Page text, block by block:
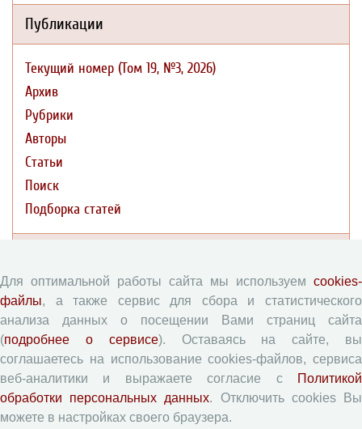
Публикации
Текущий номер (Том 19, №3, 2026)
Архив
Рубрики
Авторы
Статьи
Поиск
Подборка статей
Правила для авторов
Типовой лицензионный договор
Согласие на обработку персональных данных
Авторские права
Приватность
Для оптимальной работы сайта мы используем cookies-
файлы, а также сервис для сбора и статистического
анализа данных о посещении Вами страниц сайта
(подробнее о сервисе). Оставаясь на сайте, вы
соглашаетесь на использование cookies-файлов, сервиса
веб-аналитики и выражаете согласие с
Политикой
обработки персональных данных. Отключить cookies Вы
можете в настройках своего браузера.